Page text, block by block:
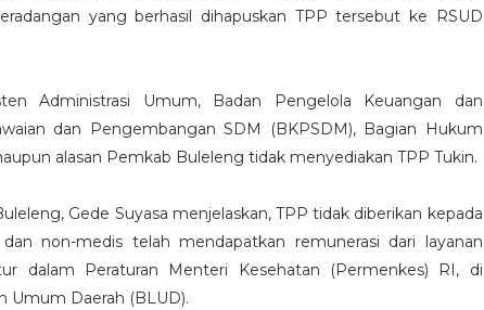
yang berhasil dihapuskan TPP tersebut ke RSUD
Administrasi Umum, Badan Pengelola Keuangan dan
dan Pengembangan SDM (BKPSDM), Bagian Hukum
alasan Pemkab Buleleng tidak menyediakan TPP Tukin.
Gede Suyasa menjelaskan, TPP tidak diberikan kepada
non-medis telah mendapatkan remunerasi dari layanan
dalam Peraturan Menteri Kesehatan (Permenkes) RI, di
Umum Daerah (BLUD).